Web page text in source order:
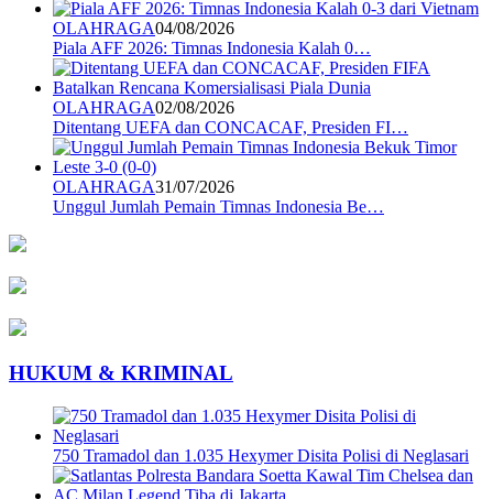
OLAHRAGA04/08/2026
Piala AFF 2026: Timnas Indonesia Kalah 0…
OLAHRAGA02/08/2026
Ditentang UEFA dan CONCACAF, Presiden FI…
OLAHRAGA31/07/2026
Unggul Jumlah Pemain Timnas Indonesia Be…
HUKUM & KRIMINAL
750 Tramadol dan 1.035 Hexymer Disita Polisi di Neglasari